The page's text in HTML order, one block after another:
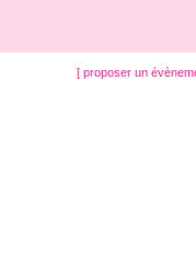
[ proposer un